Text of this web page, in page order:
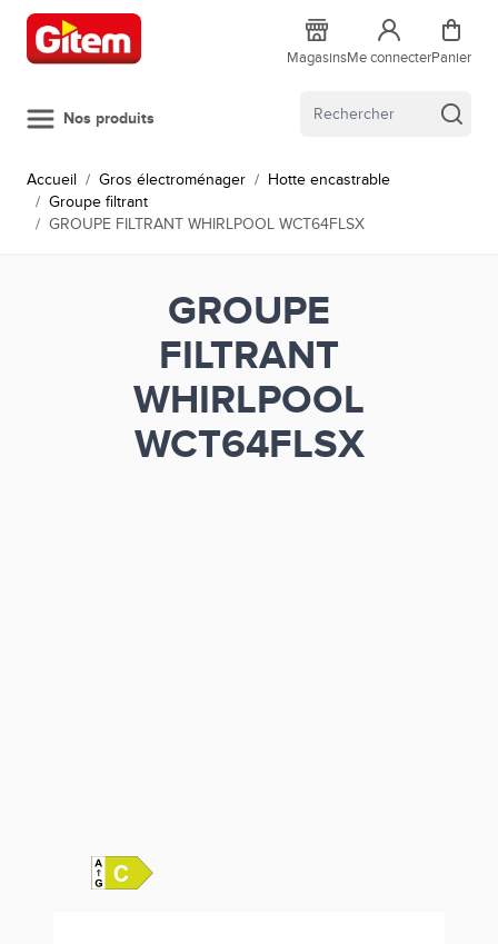
Allez au contenu
MagasinsMe connecterPanier
Nos produits
Accueil / Gros électroménager / Hotte encastrable
/ Groupe filtrant
/ GROUPE FILTRANT WHIRLPOOL WCT64FLSX
GROUPE
FILTRANT
WHIRLPOOL
WCT64FLSX